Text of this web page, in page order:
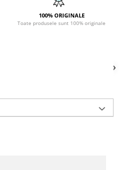
100% ORIGINALE
Toate produsele sunt 100% originale